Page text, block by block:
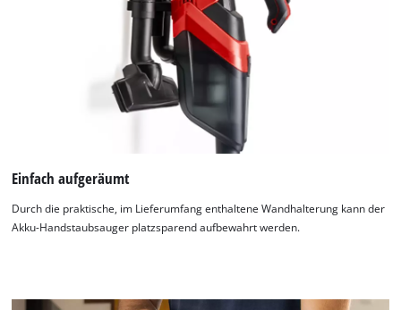
Einfach aufgeräumt
Durch die praktische, im Lieferumfang enthaltene Wandhalterung kann der
Akku-Handstaubsauger platzsparend aufbewahrt werden.